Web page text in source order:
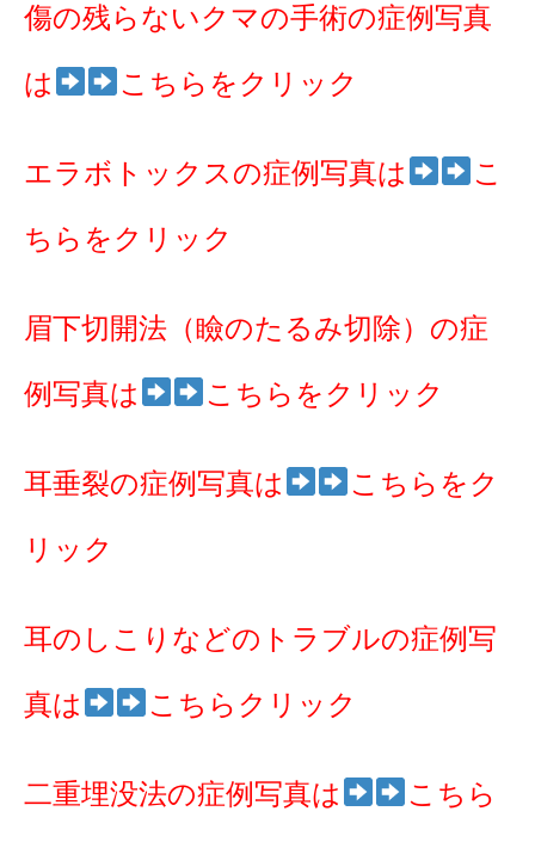
傷の残らないクマの手術の症例写真
は こちらをクリック
エラボトックスの症例写真は こ
ちらをクリック
眉下切開法（瞼のたるみ切除）の症
例写真は こちらをクリック
耳垂裂の症例写真は こちらをク
リック
耳のしこりなどのトラブルの症例写
真は こちらクリック
二重埋没法の症例写真は こちら